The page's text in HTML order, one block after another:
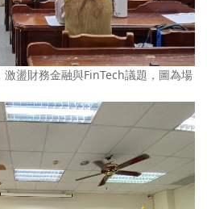
盪財務金融與FinTech議題，圖為場